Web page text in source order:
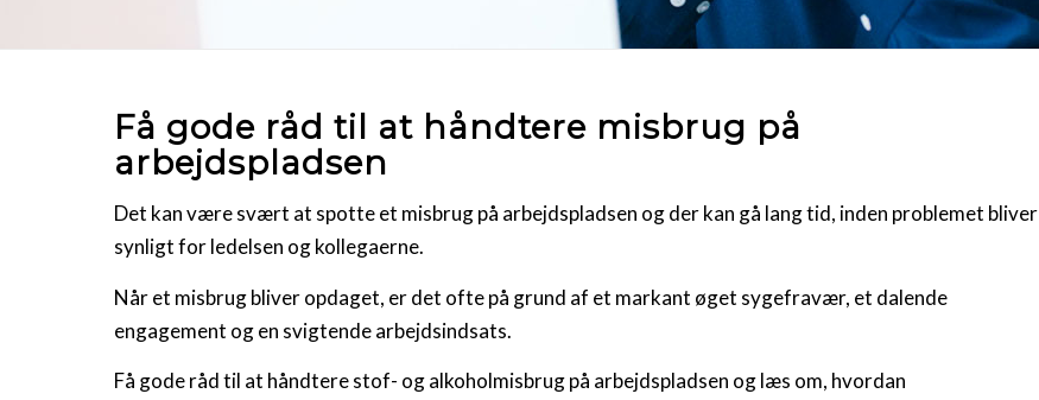
Få gode råd til at håndtere misbrug på
arbejdspladsen
Det kan være svært at spotte et misbrug på arbejdspladsen og der kan gå lang tid, inden problemet bliver
synligt for ledelsen og kollegaerne.
Når et misbrug bliver opdaget, er det ofte på grund af et markant øget sygefravær, et dalende
engagement og en svigtende arbejdsindsats.
Få gode råd til at håndtere stof- og alkoholmisbrug på arbejdspladsen og læs om, hvordan